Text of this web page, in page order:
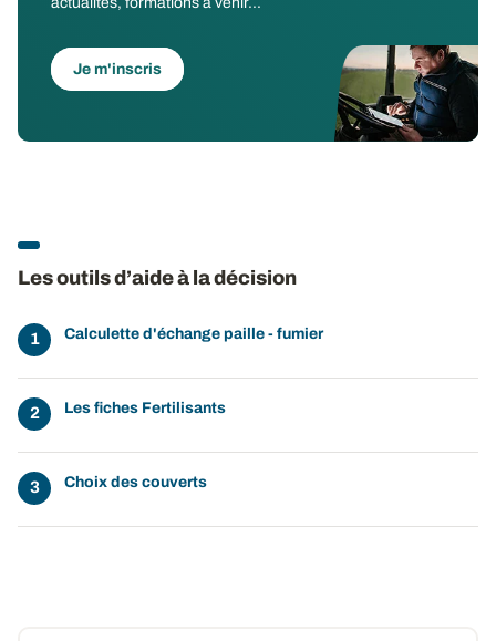
Je m'inscris
Les outils d’aide à la décision
Calculette d'échange paille - fumier
Les fiches Fertilisants
Choix des couverts